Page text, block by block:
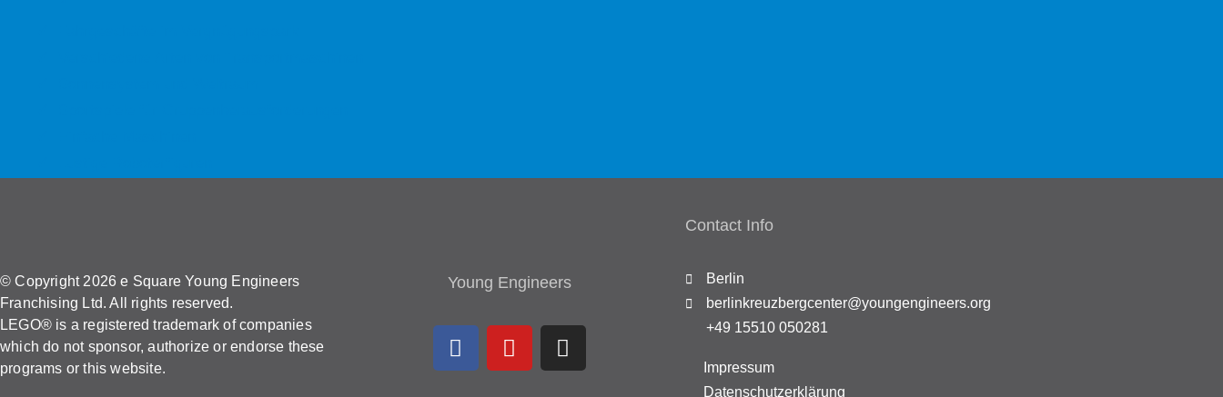
© Copyright 2026 e Square Young Engineers
Franchising Ltd. All rights reserved.
LEGO® is a registered trademark of companies
which do not sponsor, authorize or endorse these
programs or this website.
Young Engineers
Contact Info
Berlin
berlinkreuzbergcenter@youngengineers.org
+49 15510 050281
Impressum
Datenschutzerklärung